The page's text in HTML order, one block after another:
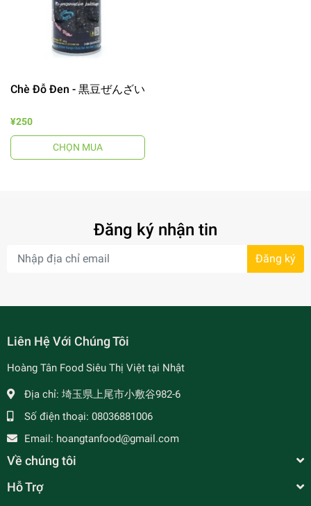
Chè Đỗ Đen - 黒豆ぜんざい
¥250
CHỌN MUA
Đăng ký nhận tin
Đăng ký
Liên Hệ Với Chúng Tôi
Hoàng Tân Food Siêu Thị Việt tại Nhật
Địa chỉ: 埼玉県上尾市小敷谷982-6
Số điện thoại: 08036881006
Email: hoangtanfood@gmail.com
Về chúng tôi
Hỗ Trợ